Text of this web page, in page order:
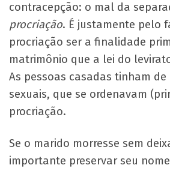
contracepção: o mal da
procriação. É justamente pelo
procriação ser a finalidade
matrimônio que a lei do
As pessoas casadas tinham
sexuais, que se ordenavam
procriação.
Se o marido morresse sem
importante preservar seu